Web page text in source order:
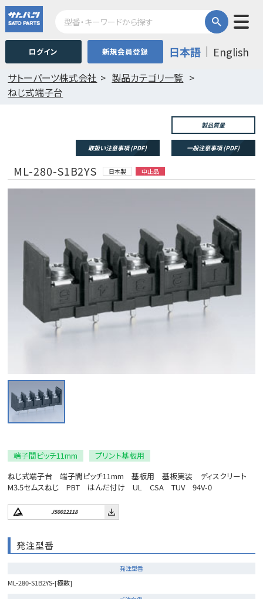
ログイン 新規会員登録 日本語 English
サトーパーツ株式会社
製品カテゴリ一覧
ねじ式端子台
製品質量
取扱い注意事項 (PDF) 一般注意事項 (PDF)
ML-280-S1B2YS 日本製 中止品
端子間ピッチ11mm
プリント基板用
ねじ式端子台 端子間ピッチ11mm 基板用 基板実装 ディスクリート
M3.5セムスねじ PBT はんだ付け UL CSA TUV 94V-0
J50012118
発注型番
発注型番
ML-280-S1B2YS-[極数]